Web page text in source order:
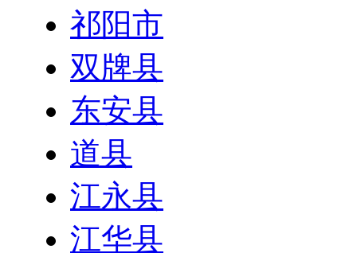
祁阳市
双牌县
东安县
道县
江永县
江华县